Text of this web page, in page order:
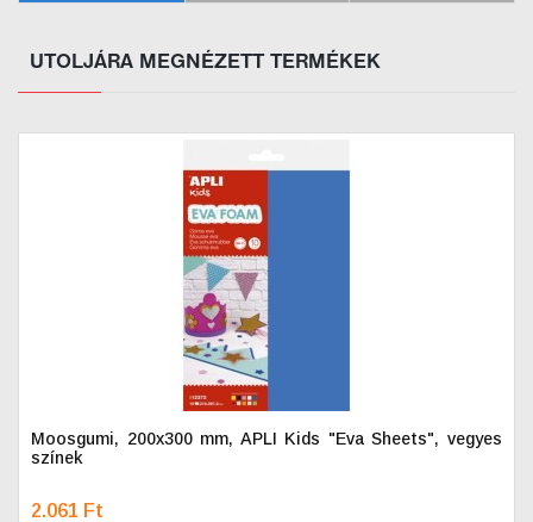
UTOLJÁRA MEGNÉZETT TERMÉKEK
Moosgumi, 200x300 mm, APLI Kids "Eva Sheets", vegyes
színek
2.061 Ft